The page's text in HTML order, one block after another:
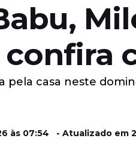
confira
pela casa neste
às 07:54 - Atualizado em